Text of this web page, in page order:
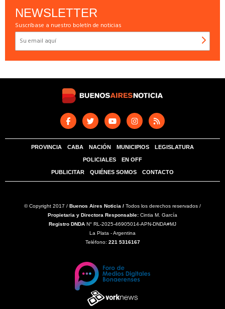
NEWSLETTER
Suscríbase a nuestro boletín de noticias
PROVINCIA CABA NACIÓN MUNICIPIOS LEGISLATURA
POLICIALES EN OFF
PUBLICITAR QUIÉNES SOMOS CONTACTO
© Copyright 2017 / Buenos Aires Noticia / Todos los derechos reservados /
Propietaria y Directora Responsable: Cintia M. García
Registro DNDA N° RL-2025-46905014-APN-DNDA#MJ
La Plata - Argentina
Teléfono: 221 5316167